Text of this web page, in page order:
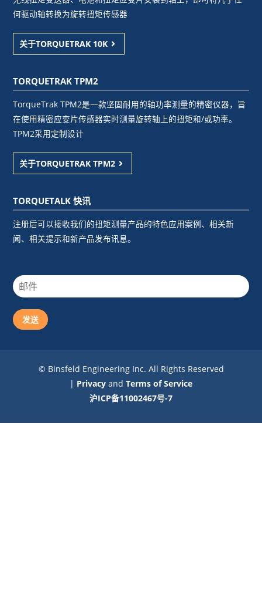
无线扭矩变送器、电池和扭矩应变片安装到轴上，即可将几乎任
何驱动轴转换为旋转扭矩传感器
关于TORQUETRAK 10K
TORQUETRAK TPM2
TorqueTrak TPM2是一款坚固耐用的轴功率测量的精密仪器，旨
在使用精密应变片传感器实时测量旋转轴上的扭矩和/或功率。
TPM2采用定制设计
关于TORQUETRAK TPM2
TORQUETALK 快讯
注册后可以接收我们的扭矩测量产品的特色应用案例、相关新
闻、相关提示和新产品发布讯息。
发送
© Binsfeld Engineering Inc. All Rights Reserved
|
Privacy
沪ICP备11002467号-7